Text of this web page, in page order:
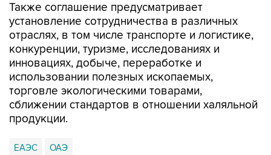
Также соглашение предусматривает
установление сотрудничества в различных
отраслях, в том числе транспорте и логистике,
конкуренции, туризме, исследованиях и
инновациях, добыче, переработке и
использовании полезных ископаемых,
торговле экологическими товарами,
сближении стандартов в отношении халяльной
продукции.
ЕАЭС ОАЭ